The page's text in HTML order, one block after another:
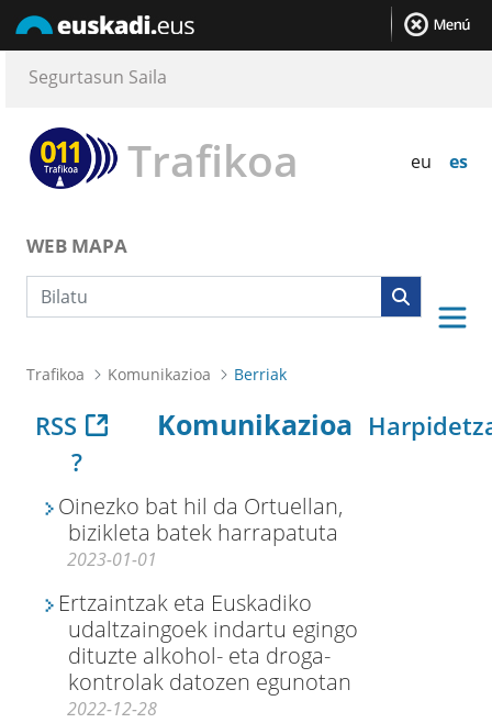
Trafikoa eu es
Segurtasun Saila
WEB MAPA
Bilaketa
Trafikoa Komunikazioa Berriak
RSS
?
Komunikazioa
Oinezko bat hil da Ortuellan,
bizikleta batek harrapatuta
2023-01-01
Ertzaintzak eta Euskadiko
udaltzaingoek indartu egingo
dituzte alkohol- eta droga-
kontrolak datozen egunotan
2022-12-28